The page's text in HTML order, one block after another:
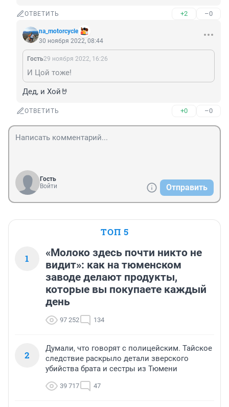
ОТВЕТИТЬ +2 –0
na_motorcycle
30 ноября 2022, 08:44
Гость29 ноября 2022, 16:26
И Цой тоже!
Дед, и Хой🤘
ОТВЕТИТЬ +0 –0
Гость
Войти
Отправить
ТОП 5
1
«Молоко здесь почти никто не
видит»: как на тюменском
заводе делают продукты,
которые вы покупаете каждый
день
97 252 134
2
Думали, что говорят с полицейским. Тайское
следствие раскрыло детали зверского
убийства брата и сестры из Тюмени
39 717 47